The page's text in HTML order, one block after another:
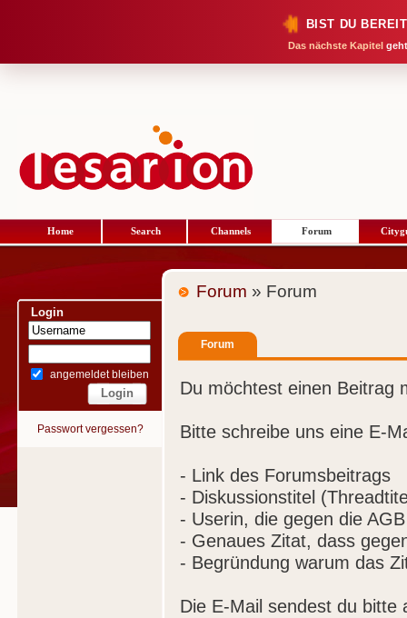
BIST DU
Das nächste Kapitel
Home Search Channels Forum
Login
angemeldet bleiben
Passwort vergessen?
Forum » Forum
Forum
Du möchtest einen Beitrag
Bitte schreibe uns eine E-
- Link des Forumsbeitrags
- Diskussionstitel
- Userin, die gegen die
- Genaues Zitat, dass
- Begründung warum das
Die E-Mail sendest du bitte